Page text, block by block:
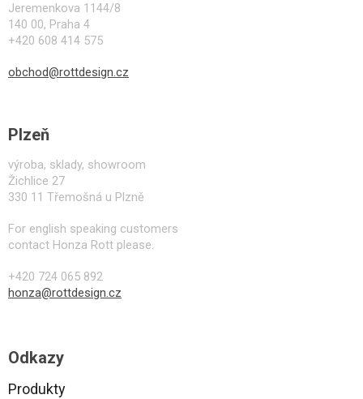
Jeremenkova 1144/8
140 00, Praha 4
+420 608 414 575
obchod@rottdesign.cz
Plzeň
výroba, sklady, showroom
Žichlice 27
330 11 Třemošná u Plzně
For english speaking customers
contact Honza Rott please.
+420 724 065 892
honza@rottdesign.cz
Odkazy
Produkty